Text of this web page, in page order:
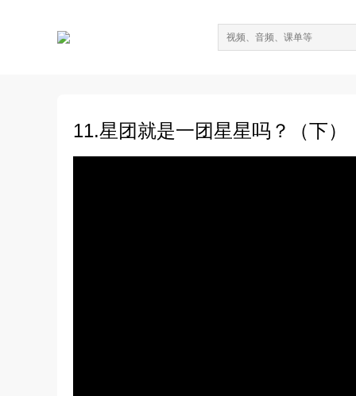
11.星团就是一团星星吗？（下）